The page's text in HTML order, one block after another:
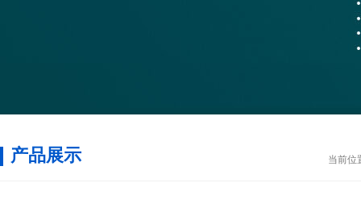
当前位
产品展示